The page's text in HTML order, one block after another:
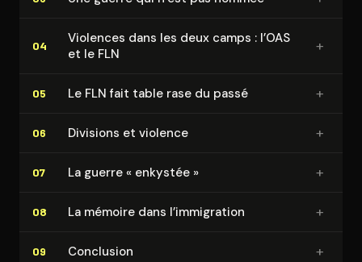
04
Violences dans les deux camps : l’OAS
et le FLN
+
05 Le FLN fait table rase du passé +
06 Divisions et violence +
07 La guerre « enkystée » +
08 La mémoire dans l’immigration +
09 Conclusion +